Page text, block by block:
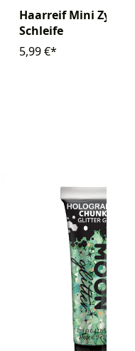
Haarreif Mini
Schleife
5,99 €*